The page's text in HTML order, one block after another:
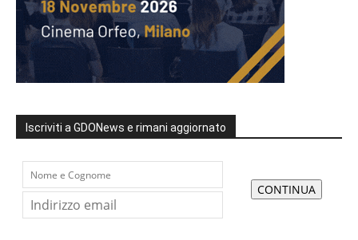
Iscriviti a GDONews e rimani aggiornato